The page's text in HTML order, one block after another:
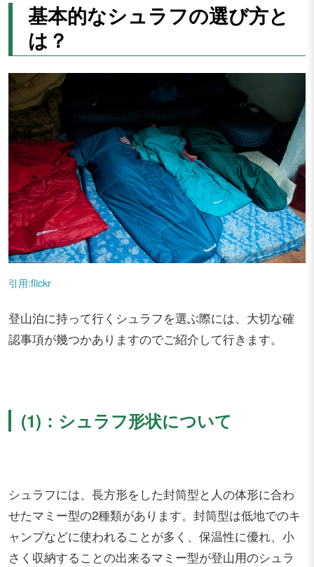
基本的なシュラフの選び方と
は？
引用:flickr
登山泊に持って行くシュラフを選ぶ際には、大切な確
認事項が幾つかありますのでご紹介して行きます。
(1)：シュラフ形状について
シュラフには、長方形をした封筒型と人の体形に合わ
せたマミー型の2種類があります。封筒型は低地でのキ
ャンプなどに使われることが多く、保温性に優れ、小
さく収納することの出来るマミー型が登山用のシュラ